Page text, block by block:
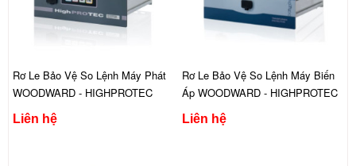
Rơ Le Bảo Vệ So Lệnh Máy Phát
WOODWARD - HIGHPROTEC
RELAY MCDGV4
Liên hệ
Rơ Le Bảo Vệ So Lệnh Máy Biến
Áp WOODWARD - HIGHPROTEC
RELAY MRDT4
Liên hệ